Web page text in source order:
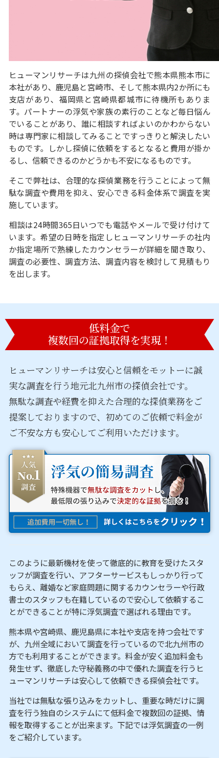
ヒューマンリサーチは九州の探偵会社で熊本県熊本市に
本社があり、鹿児島と宮崎市、そして熊本県内2か所にも
支店があり、福岡県と宮崎県都城市に待機所もありま
す。パートナーの浮気や家族の素行のことなど毎日悩ん
でいることがあり、誰に相談すればよいのかわからない
時は専門家に相談してみることですっきりと解決したい
ものです。しかし探偵に依頼をするとなると費用が掛か
るし、信頼できるのかどうかも不安になるものです。
そこで弊社は、合理的な探偵業務を行うことによって無
駄な調査や費用を抑え、安心できる料金体系で調査を実
施しています。
相談は24時間365日いつでも電話やメールで受け付けて
います。希望の日時を指定しヒューマンリサーチの社内
か指定場所で熟練したカウンセラーが詳細を聞き取り、
調査の必要性、調査方法、調査内容を検討して見積もり
を出します。
低料金で
複数回の証拠取得を実現！
ヒューマンリサーチは安心と信頼をモットーに誠
実な調査を行う地元北九州市の探偵会社です。
無駄な調査や経費を抑えた合理的な探偵業務をご
提案しておりますので、 初めてのご依頼で料金が
ご不安な方も安心してご利用いただけます。
このように最新機材を使って徹底的に教育を受けたスタ
ッフが調査を行い、アフターサービスもしっかり行って
もらえ、離婚など家庭問題に関するカウンセラーや行政
書士のスタッフも在籍しているので安心して依頼するこ
とができることが特に浮気調査で選ばれる理由です。
熊本県や宮崎県、鹿児島県に本社や支店を持つ会社です
が、九州全域において調査を行っているので北九州市の
方でも利用することができます。料金が安く追加料金も
発生せず、徹底した守秘義務の中で優れた調査を行うヒ
ューマンリサーチは安心して依頼できる探偵会社です。
当社では無駄な張り込みをカットし、重要な時だけに調
査を行う独自のシステムにて低料金で複数回の証拠、情
報を取得することが出来ます。下記では浮気調査の一例
をご紹介しています。